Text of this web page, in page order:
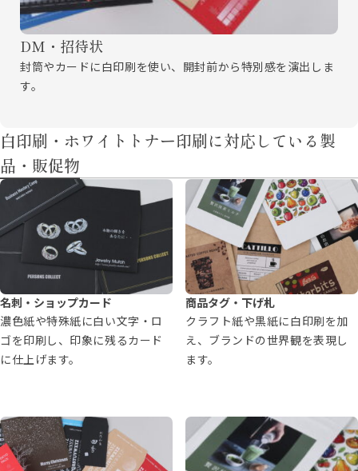
DM・招待状
封筒やカードに白印刷を使い、開封前から特別感を演出しま
す。
白印刷・ホワイトトナー印刷に対応している製
品・販促物
名刺・ショップカード
濃色紙や特殊紙に白い文字・ロ
ゴを印刷し、印象に残るカード
に仕上げます。
商品タグ・下げ札
クラフト紙や黒紙に白印刷を加
え、ブランドの世界観を表現し
ます。